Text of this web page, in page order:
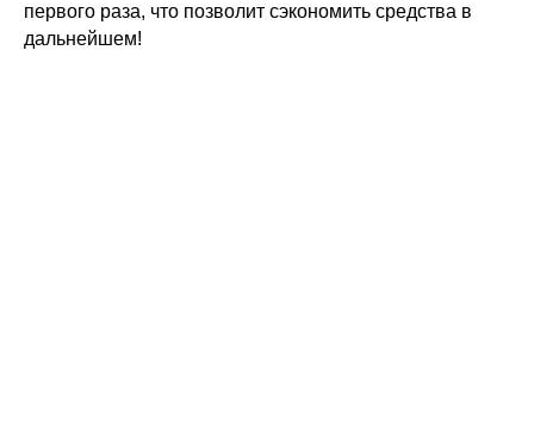
первого раза, что позволит сэкономить средства в
дальнейшем!